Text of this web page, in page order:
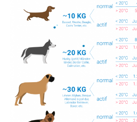
Les signes d’intoxication
chien
Que faire si mon chien
Prévention de
les chiens